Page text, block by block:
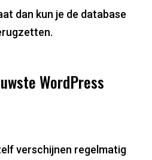
dan kun je de database
WordPress
verschijnen regelmatig